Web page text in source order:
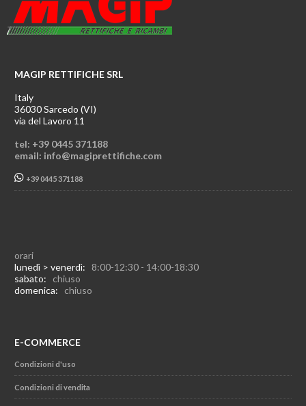
MAGIP RETTIFICHE SRL
Italy
36030 Sarcedo (VI)
via del Lavoro 11
tel: +39 0445 371188
email: info@magiprettifiche.com
+39 0445 371188
orari
lunedì > venerdì: 8:00-12:30 - 14:00-18:30
sabato: chiuso
domenica: chiuso
E-COMMERCE
Condizioni d'uso
Condizioni di vendita